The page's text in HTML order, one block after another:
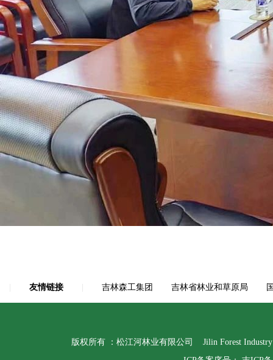
友情链接 吉林森工集团 吉林省林业和草原局
版权所有 ：松江河林业有限公司 Jilin Forest